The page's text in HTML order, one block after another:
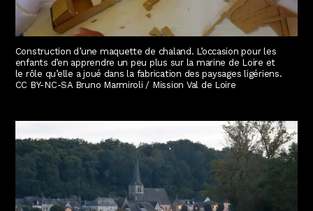
Construction d’une maquette de chaland. L’occasion pour les
enfants d’en apprendre un peu plus sur la marine de Loire et
le rôle qu’elle a joué dans la fabrication des paysages ligériens.
CC BY-NC-SA Bruno Marmiroli / Mission Val de Loire